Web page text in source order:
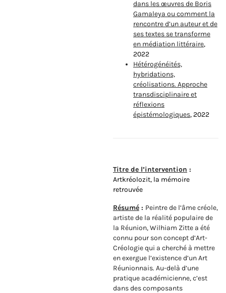
dans les œuvres de Boris
Gamaleya ou comment la
rencontre d’un auteur et de
ses textes se transforme
en médiation littéraire,
2022
Hétérogénéités,
hybridations,
créolisations. Approche
transdisciplinaire et
réflexions
épistémologiques, 2022
Titre de l’intervention :
Artkréolozit, la mémoire
retrouvée
Résumé : Peintre de l’âme créole,
artiste de la réalité populaire de
la Réunion, Wilhiam Zitte a été
connu pour son concept d’Art-
Créologie qui a cherché à mettre
en exergue l’existence d’un Art
Réunionnais. Au-delà d’une
pratique académicienne, c’est
dans des composants